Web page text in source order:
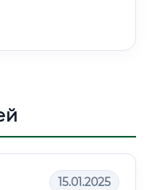
15.01.2025